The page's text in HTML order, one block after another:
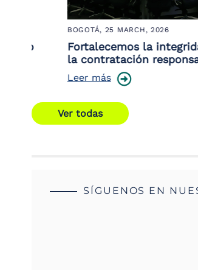
BOGOTÁ,25 MARCH, 2026
Fortalecemos la integridad
la contratación responsable
Leer más
Ver todas
SÍGUENOS EN